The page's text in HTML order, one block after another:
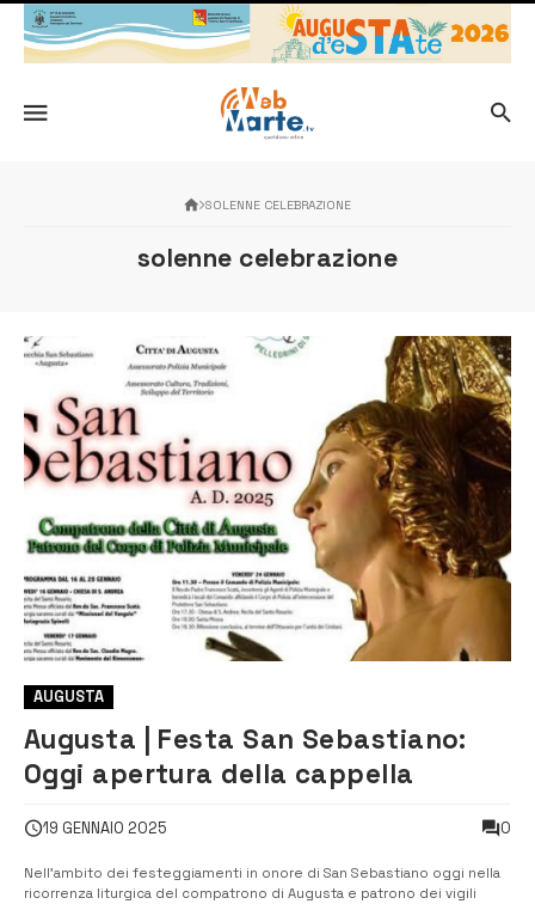
SOLENNE CELEBRAZIONE
solenne celebrazione
AUGUSTA
Augusta | Festa San Sebastiano:
Oggi apertura della cappella
19 GENNAIO 2025 0
Nell’ambito dei festeggiamenti in onore di San Sebastiano oggi nella
ricorrenza liturgica del compatrono di Augusta e patrono dei vigili